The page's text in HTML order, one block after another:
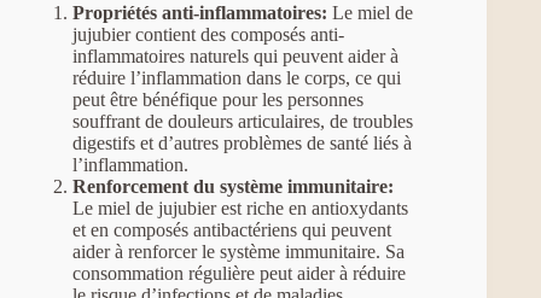
Propriétés anti-inflammatoires: Le miel de
jujubier contient des composés anti-
inflammatoires naturels qui peuvent aider à
réduire l’inflammation dans le corps, ce qui
peut être bénéfique pour les personnes
souffrant de douleurs articulaires, de troubles
digestifs et d’autres problèmes de santé liés à
l’inflammation.
Renforcement du système immunitaire:
Le miel de jujubier est riche en antioxydants
et en composés antibactériens qui peuvent
aider à renforcer le système immunitaire. Sa
consommation régulière peut aider à réduire